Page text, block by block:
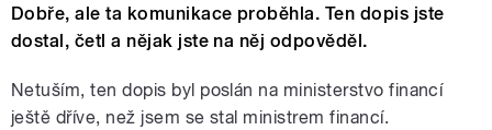
Dobře, ale ta komunikace proběhla. Ten dopis jste
dostal, četl a nějak jste na něj odpověděl.
Netuším, ten dopis byl poslán na ministerstvo financí
ještě dříve, než jsem se stal ministrem financí.